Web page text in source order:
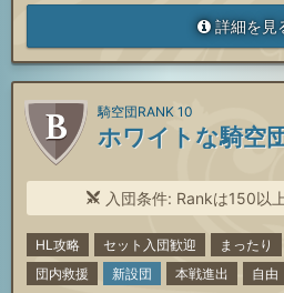
詳細を見
ホワイトな騎空
騎空団RANK 10
入団条件: Rankは150以
HL攻略 セット入団歓迎 まったり
団内救援
新設団 本戦進出 自由